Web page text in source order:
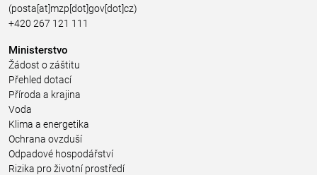
(posta[at]mzp[dot]gov[dot]cz)
+420 267 121 111
Ministerstvo
Žádost o záštitu
Přehled dotací
Příroda a krajina
Voda
Klima a energetika
Ochrana ovzduší
Odpadové hospodářství
Rizika pro životní prostředí